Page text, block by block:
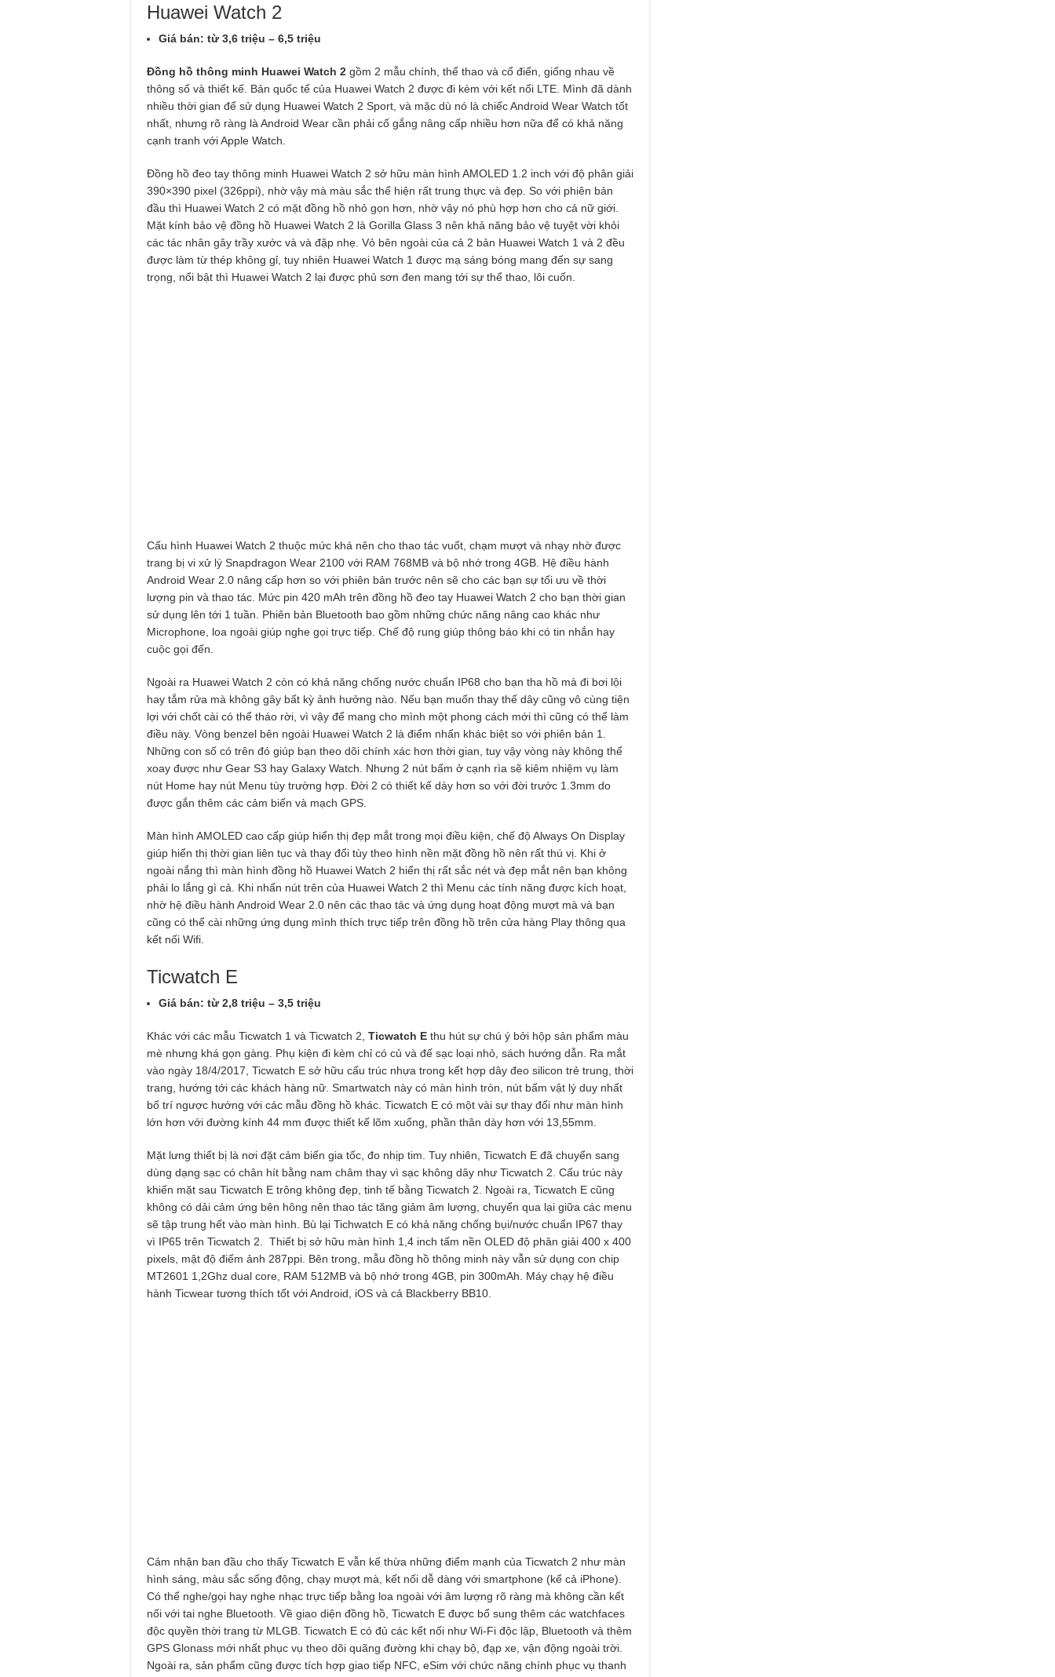
Huawei Watch 2
Giá bán: từ 3,6 triệu – 6,5 triệu
Đồng hồ thông minh Huawei Watch 2 gồm 2 mẫu chính, thể thao và cổ điển, giống nhau về
thông số và thiết kế. Bản quốc tế của Huawei Watch 2 được đi kèm với kết nối LTE. Mình đã dành
nhiều thời gian để sử dụng Huawei Watch 2 Sport, và mặc dù nó là chiếc Android Wear Watch tốt
nhất, nhưng rõ ràng là Android Wear cần phải cố gắng nâng cấp nhiều hơn nữa để có khả năng
cạnh tranh với Apple Watch.
Đồng hồ đeo tay thông minh Huawei Watch 2 sở hữu màn hình AMOLED 1.2 inch với độ phân giải
390×390 pixel (326ppi), nhờ vậy mà màu sắc thể hiện rất trung thực và đẹp. So với phiên bản
đầu thì Huawei Watch 2 có mặt đồng hồ nhỏ gọn hơn, nhờ vậy nó phù hợp hơn cho cả nữ giới.
Mặt kính bảo vệ đồng hồ Huawei Watch 2 là Gorilla Glass 3 nên khả năng bảo vệ tuyệt vời khỏi
các tác nhân gây trầy xước và và đập nhẹ. Vỏ bên ngoài của cả 2 bản Huawei Watch 1 và 2 đều
được làm từ thép không gỉ, tuy nhiên Huawei Watch 1 được mạ sáng bóng mang đến sự sang
trọng, nổi bật thì Huawei Watch 2 lại được phủ sơn đen mang tới sự thể thao, lôi cuốn.
Cấu hình Huawei Watch 2 thuộc mức khá nên cho thao tác vuốt, chạm mượt và nhạy nhờ được
trang bị vi xử lý Snapdragon Wear 2100 với RAM 768MB và bộ nhớ trong 4GB. Hệ điều hành
Android Wear 2.0 nâng cấp hơn so với phiên bản trước nên sẽ cho các bạn sự tối ưu về thời
lượng pin và thao tác. Mức pin 420 mAh trên đồng hồ đeo tay Huawei Watch 2 cho bạn thời gian
sử dụng lên tới 1 tuần. Phiên bản Bluetooth bao gồm những chức năng nâng cao khác như
Microphone, loa ngoài giúp nghe gọi trực tiếp. Chế độ rung giúp thông báo khi có tin nhắn hay
cuộc gọi đến.
Ngoài ra Huawei Watch 2 còn có khả năng chống nước chuẩn IP68 cho bạn tha hồ mà đi bơi lội
hay tắm rửa mà không gây bất kỳ ảnh hưởng nào. Nếu bạn muốn thay thế dây cũng vô cùng tiện
lợi với chốt cài có thể tháo rời, vì vậy để mang cho mình một phong cách mới thì cũng có thể làm
điều này. Vòng benzel bên ngoài Huawei Watch 2 là điểm nhấn khác biệt so với phiên bản 1.
Những con số có trên đó giúp bạn theo dõi chính xác hơn thời gian, tuy vậy vòng này không thể
xoay được như Gear S3 hay Galaxy Watch. Nhưng 2 nút bấm ở cạnh rìa sẽ kiêm nhiệm vụ làm
nút Home hay nút Menu tùy trường hợp. Đời 2 có thiết kế dày hơn so với đời trước 1.3mm do
được gắn thêm các cảm biến và mạch GPS.
Màn hình AMOLED cao cấp giúp hiển thị đẹp mắt trong mọi điều kiện, chế độ Always On Display
giúp hiển thị thời gian liên tục và thay đổi tùy theo hình nền mặt đồng hồ nên rất thú vị. Khi ở
ngoài nắng thì màn hình đồng hồ Huawei Watch 2 hiển thị rất sắc nét và đẹp mắt nên bạn không
phải lo lắng gì cả. Khi nhấn nút trên của Huawei Watch 2 thì Menu các tính năng được kích hoạt,
nhờ hệ điều hành Android Wear 2.0 nên các thao tác và ứng dụng hoạt động mượt mà và bạn
cũng có thể cài những ứng dụng mình thích trực tiếp trên đồng hồ trên cửa hàng Play thông qua
kết nối Wifi.
Ticwatch E
Giá bán: từ 2,8 triệu – 3,5 triệu
Khác với các mẫu Ticwatch 1 và Ticwatch 2, Ticwatch E thu hút sự chú ý bởi hộp sản phẩm màu
mè nhưng khá gọn gàng. Phụ kiện đi kèm chỉ có củ và đế sạc loại nhỏ, sách hướng dẫn. Ra mắt
vào ngày 18/4/2017, Ticwatch E sở hữu cấu trúc nhựa trong kết hợp dây đeo silicon trẻ trung, thời
trang, hướng tới các khách hàng nữ. Smartwatch này có màn hình tròn, nút bấm vật lý duy nhất
bố trí ngược hướng với các mẫu đồng hồ khác. Ticwatch E có một vài sự thay đổi như màn hình
lớn hơn với đường kính 44 mm được thiết kế lõm xuống, phần thân dày hơn với 13,55mm.
Mặt lưng thiết bị là nơi đặt cảm biến gia tốc, đo nhịp tim. Tuy nhiên, Ticwatch E đã chuyển sang
dùng dạng sạc có chân hít bằng nam châm thay vì sạc không dây như Ticwatch 2. Cấu trúc này
khiến mặt sau Ticwatch E trông không đẹp, tinh tế bằng Ticwatch 2. Ngoài ra, Ticwatch E cũng
không có dải cảm ứng bên hông nên thao tác tăng giảm âm lượng, chuyển qua lại giữa các menu
sẽ tập trung hết vào màn hình. Bù lại Tichwatch E có khả năng chống bụi/nước chuẩn IP67 thay
vì IP65 trên Ticwatch 2. Thiết bị sở hữu màn hình 1,4 inch tấm nền OLED độ phân giải 400 x 400
pixels, mật độ điểm ảnh 287ppi. Bên trong, mẫu đồng hồ thông minh này vẫn sử dụng con chip
MT2601 1,2Ghz dual core, RAM 512MB và bộ nhớ trong 4GB, pin 300mAh. Máy chạy hệ điều
hành Ticwear tương thích tốt với Android, iOS và cả Blackberry BB10.
Cảm nhận ban đầu cho thấy Ticwatch E vẫn kế thừa những điểm mạnh của Ticwatch 2 như màn
hình sáng, màu sắc sống động, chạy mượt mà, kết nối dễ dàng với smartphone (kể cả iPhone).
Có thể nghe/gọi hay nghe nhạc trực tiếp bằng loa ngoài với âm lượng rõ ràng mà không cần kết
nối với tai nghe Bluetooth. Về giao diện đồng hồ, Ticwatch E được bổ sung thêm các watchfaces
độc quyền thời trang từ MLGB. Ticwatch E có đủ các kết nối như Wi-Fi độc lập, Bluetooth và thêm
GPS Glonass mới nhất phục vụ theo dõi quãng đường khi chạy bộ, đạp xe, vận động ngoài trời.
Ngoài ra, sản phẩm cũng được tích hợp giao tiếp NFC, eSim với chức năng chính phục vụ thanh